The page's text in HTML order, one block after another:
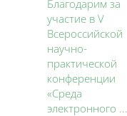
Благодарим за
участие в V
Всероссийской
научно-
практической
конференции
«Среда
электронного ...